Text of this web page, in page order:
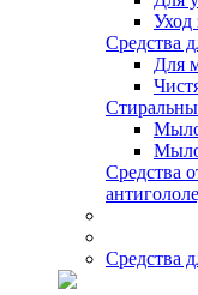
Уход
Средства
Для
Средства
Средства